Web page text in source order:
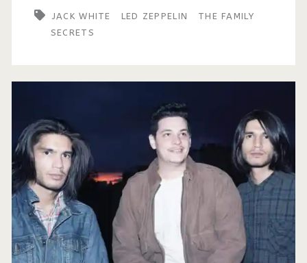
JACK WHITE LED ZEPPELIN
THE FAMILY
SECRETS